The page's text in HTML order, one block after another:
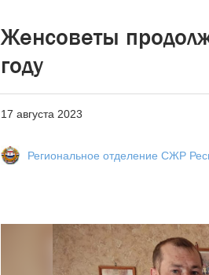
Женсоветы
году
17 августа 2023
Региональное отделение СЖР